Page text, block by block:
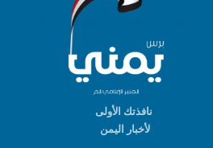
نافذتك الأولى
لأخبار اليمن